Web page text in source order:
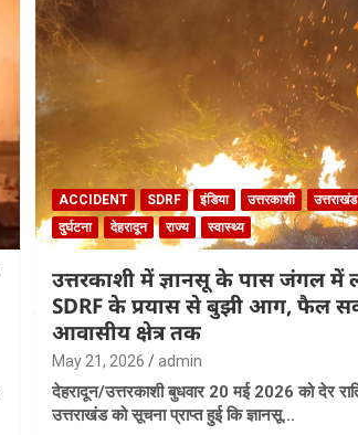
ACCIDENT SDRF इंडिया उत्तरकाशी उत्तराखंड
दुर्घटना
देहरादून राज्य स्वास्थ्य
उत्तरकाशी में ज्ञानसू के पास जंगल
SDRF के प्रयास से बुझी आग, फैल
आवासीय क्षेत्र तक
May 21, 2026 admin
देहरादून/उत्तरकाशी बुधवार 20 मई 2026 को देर
उत्तराखंड को सूचना प्राप्त हुई कि ज्ञानसू…